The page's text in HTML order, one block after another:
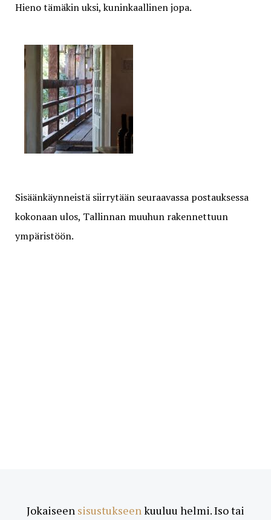
Hieno tämäkin uksi, kuninkaallinen jopa.
Sisäänkäynneistä siirrytään seuraavassa postauksessa
kokonaan ulos, Tallinnan muuhun rakennettuun
ympäristöön.
Jokaiseen sisustukseenkuuluu helmi. Iso tai